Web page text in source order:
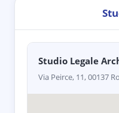
Studio Legale
Via Peirce, 11, 00137